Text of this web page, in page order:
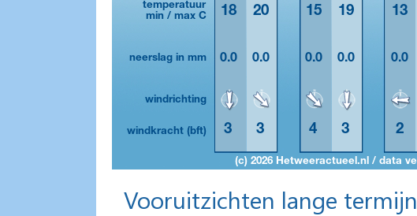
Vooruitzichten lange termijn